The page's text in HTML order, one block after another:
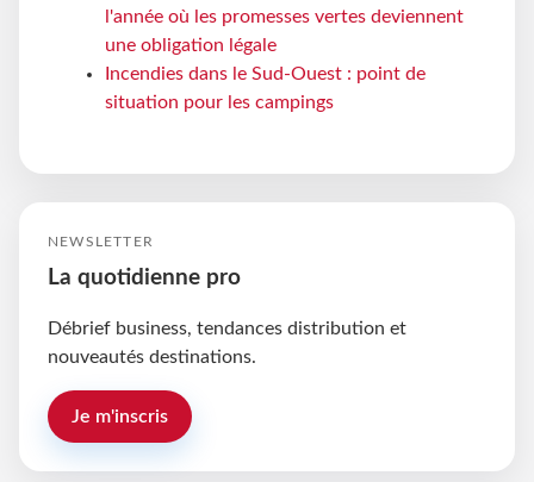
l'année où les promesses vertes deviennent
une obligation légale
Incendies dans le Sud-Ouest : point de
situation pour les campings
NEWSLETTER
La quotidienne pro
Débrief business, tendances distribution et
nouveautés destinations.
Je m'inscris